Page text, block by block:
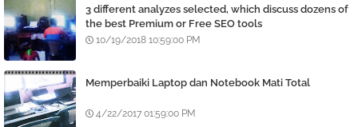
3 different analyzes selected, which discuss dozens of
the best Premium or Free SEO tools
10/19/2018 10:59:00 PM
Memperbaiki Laptop dan Notebook Mati Total
4/22/2017 01:59:00 PM